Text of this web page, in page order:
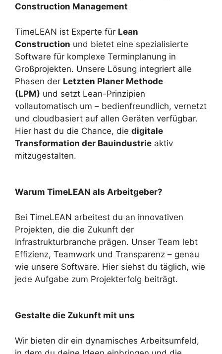
Construction Management
TimeLEAN ist Experte für Lean
Construction und bietet eine spezialisierte
Software für komplexe Terminplanung in
Großprojekten. Unsere Lösung integriert alle
Phasen der Letzten Planer Methode
(LPM) und setzt Lean-Prinzipien
vollautomatisch um – bedienfreundlich, vernetzt
und cloudbasiert auf allen Geräten verfügbar.
Hier hast du die Chance, die digitale
Transformation der Bauindustrie aktiv
mitzugestalten.
Warum TimeLEAN als Arbeitgeber?
Bei TimeLEAN arbeitest du an innovativen
Projekten, die die Zukunft der
Infrastrukturbranche prägen. Unser Team lebt
Effizienz, Teamwork und Transparenz – genau
wie unsere Software. Hier siehst du täglich, wie
jede Aufgabe zum Projekterfolg beiträgt.
Gestalte die Zukunft mit uns
Wir bieten dir ein dynamisches Arbeitsumfeld,